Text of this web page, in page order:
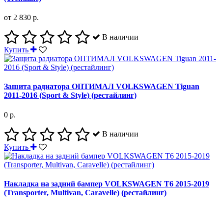
от 2 830 р.
В наличии
Купить
Защита радиатора ОПТИМАЛ VOLKSWAGEN Tiguan
2011-2016 (Sport & Style) (рестайлинг)
0 р.
В наличии
Купить
Накладка на задний бампер VOLKSWAGEN T6 2015-2019
(Transporter, Multivan, Caravelle) (рестайлинг)